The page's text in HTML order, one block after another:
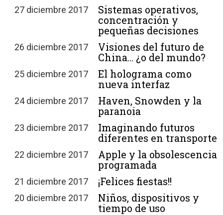
27 diciembre 2017
Sistemas operativos,
concentración y
pequeñas decisiones
26 diciembre 2017
Visiones del futuro de
China… ¿o del mundo?
25 diciembre 2017
El holograma como
nueva interfaz
24 diciembre 2017
Haven, Snowden y la
paranoia
23 diciembre 2017
Imaginando futuros
diferentes en transporte
22 diciembre 2017
Apple y la obsolescencia
programada
21 diciembre 2017 ¡Felices fiestas!!
20 diciembre 2017
Niños, dispositivos y
tiempo de uso